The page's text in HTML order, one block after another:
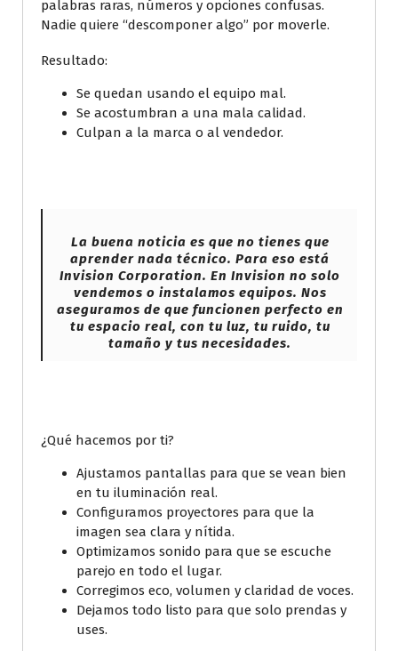
palabras raras, números y opciones confusas.
Nadie quiere “descomponer algo” por moverle.
Resultado:
Se quedan usando el equipo mal.
Se acostumbran a una mala calidad.
Culpan a la marca o al vendedor.
La buena noticia es que no tienes que
aprender nada técnico. Para eso está
Invision Corporation. En Invision no solo
vendemos o instalamos equipos. Nos
aseguramos de que funcionen perfecto en
tu espacio real, con tu luz, tu ruido, tu
tamaño y tus necesidades.
¿Qué hacemos por ti?
Ajustamos pantallas para que se vean bien
en tu iluminación real.
Configuramos proyectores para que la
imagen sea clara y nítida.
Optimizamos sonido para que se escuche
parejo en todo el lugar.
Corregimos eco, volumen y claridad de voces.
Dejamos todo listo para que solo prendas y
uses.